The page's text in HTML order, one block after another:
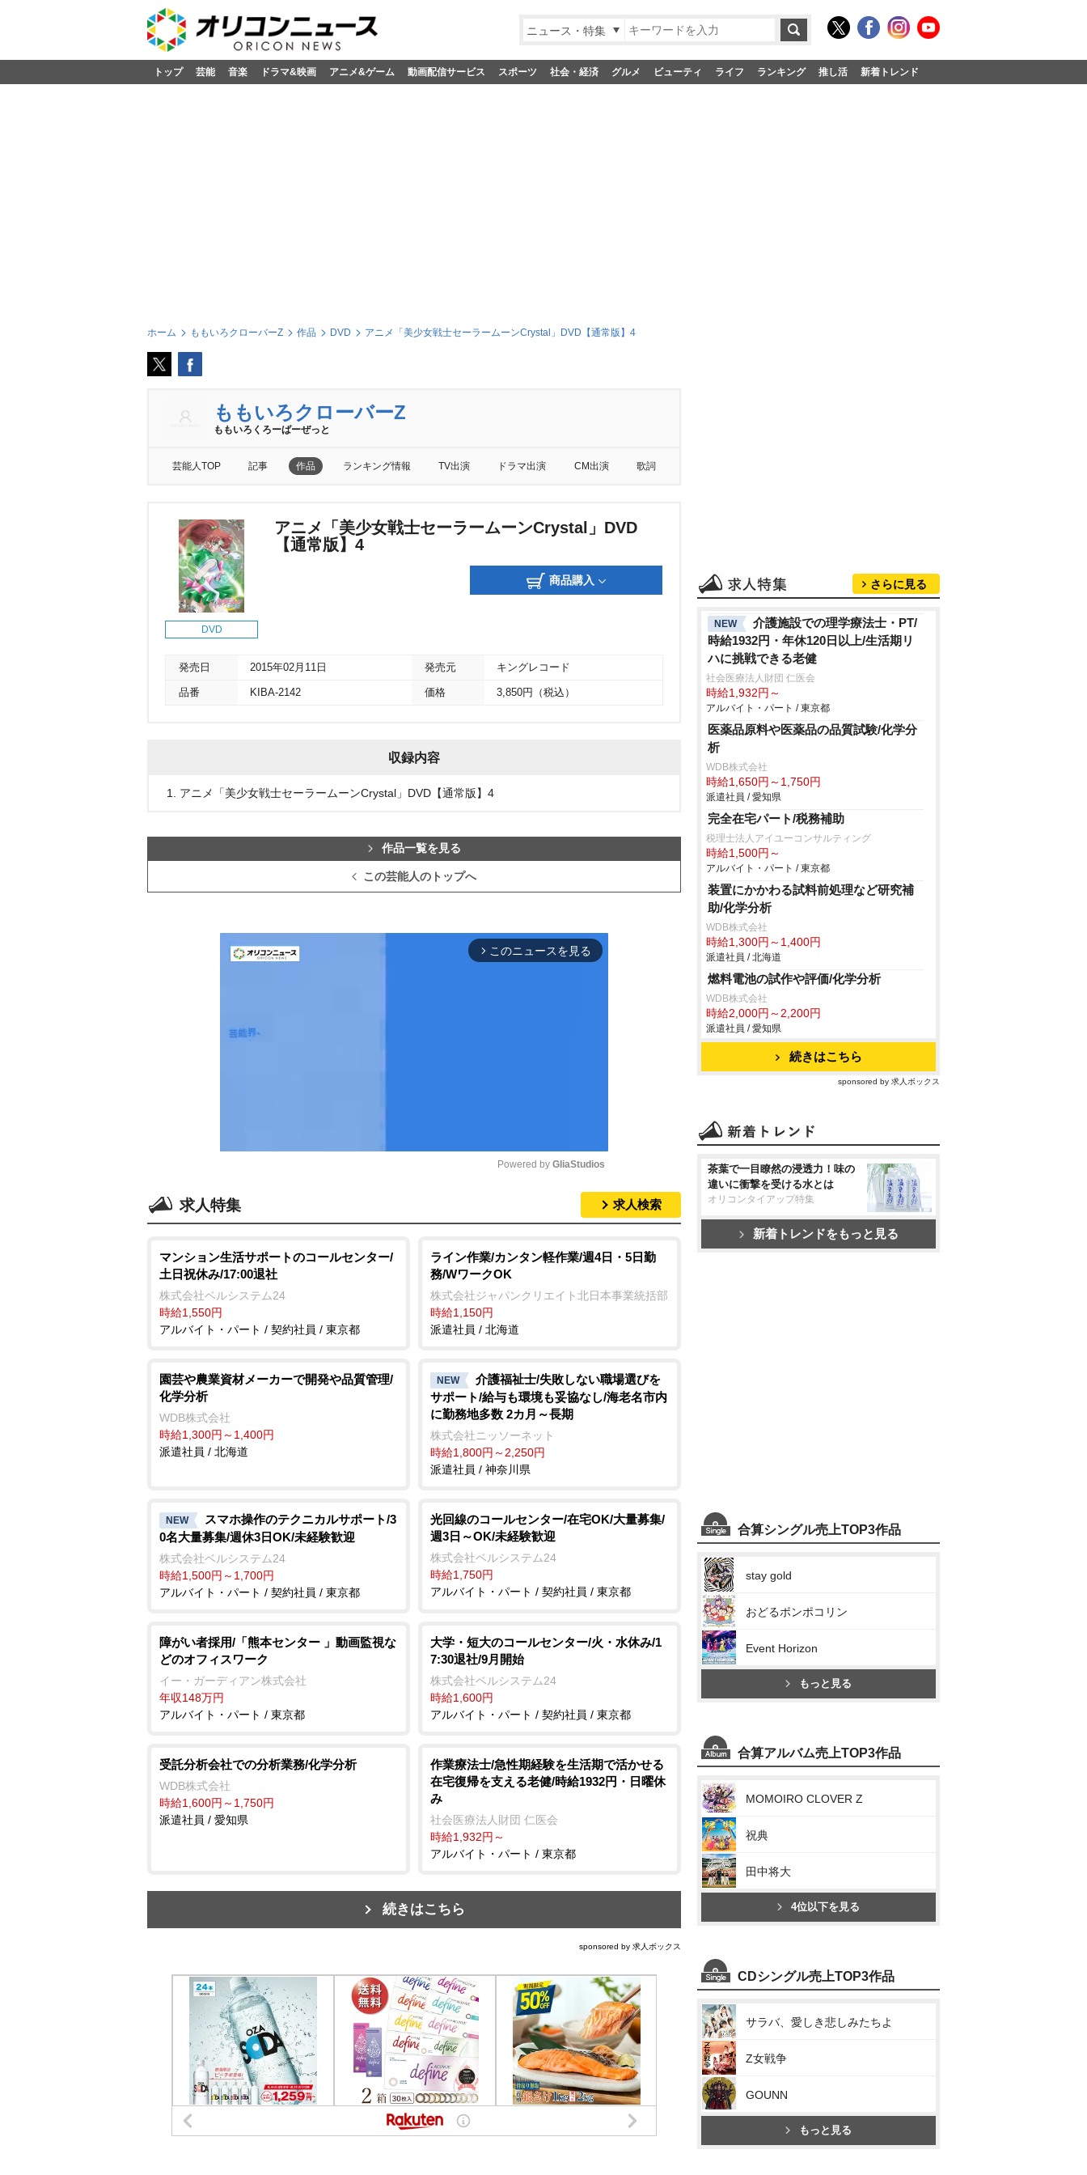
ニュース・特集
トップ 芸能 音楽 ドラマ&映画 アニメ&ゲーム 動画配信サービス スポーツ 社会・経済 グルメ ビューティ ライフ ランキング 推し活 新着トレンド
ホーム ももいろクローバーZ 作品 DVD アニメ「美少女戦士セーラームーンCrystal」DVD【通常版】4
ももいろクローバーZ
ももいろくろーばーぜっと
芸能人TOP 記事 作品 ランキング情報 TV出演 ドラマ出演 CM出演 歌詞
DVD
アニメ「美少女戦士セーラームーンCrystal」DVD
【通常版】4
商品購入
発売日 2015年02月11日 発売元 キングレコード
品番 KIBA-2142 価格 3,850円（税込）
収録内容
1. アニメ「美少女戦士セーラームーンCrystal」DVD【通常版】4
作品一覧を見る
この芸能人のトップへ
arrow_forward_ios このニュースを見る
t
Powered by GliaStudios
求人特集 求人検索
マンション生活サポートのコールセンター/
土日祝休み/17:00退社
株式会社ベルシステム24
時給1,550円
アルバイト・パート / 契約社員 / 東京都
ライン作業/カンタン軽作業/週4日・5日勤
務/WワークOK
株式会社ジャパンクリエイト北日本事業統括部
時給1,150円
派遣社員 / 北海道
園芸や農業資材メーカーで開発や品質管理/
化学分析
WDB株式会社
時給1,300円～1,400円
派遣社員 / 北海道
NEW
介護福祉士/失敗しない職場選びを
サポート/給与も環境も妥協なし/海老名市内
に勤務地多数 2カ月～長期
株式会社ニッソーネット
時給1,800円～2,250円
派遣社員 / 神奈川県
NEW
スマホ操作のテクニカルサポート/3
0名大量募集/週休3日OK/未経験歓迎
株式会社ベルシステム24
時給1,500円～1,700円
アルバイト・パート / 契約社員 / 東京都
光回線のコールセンター/在宅OK/大量募集/
週3日～OK/未経験歓迎
株式会社ベルシステム24
時給1,750円
アルバイト・パート / 契約社員 / 東京都
障がい者採用/「熊本センター 」動画監視な
どのオフィスワーク
イー・ガーディアン株式会社
年収148万円
アルバイト・パート / 東京都
大学・短大のコールセンター/火・水休み/1
7:30退社/9月開始
株式会社ベルシステム24
時給1,600円
アルバイト・パート / 契約社員 / 東京都
受託分析会社での分析業務/化学分析
WDB株式会社
時給1,600円～1,750円
派遣社員 / 愛知県
作業療法士/急性期経験を生活期で活かせる
在宅復帰を支える老健/時給1932円・日曜休
み
社会医療法人財団 仁医会
時給1,932円～
アルバイト・パート / 東京都
続きはこちら
sponsored by 求人ボックス
さらに見る
NEW
介護施設での理学療法士・PT/
時給1932円・年休120日以上/生活期リ
ハに挑戦できる老健
社会医療法人財団 仁医会
時給1,932円～
アルバイト・パート / 東京都
医薬品原料や医薬品の品質試験/化学分
析
WDB株式会社
時給1,650円～1,750円
派遣社員 / 愛知県
完全在宅パート/税務補助
税理士法人アイユーコンサルティング
時給1,500円～
アルバイト・パート / 東京都
装置にかかわる試料前処理など研究補
助/化学分析
WDB株式会社
時給1,300円～1,400円
派遣社員 / 北海道
燃料電池の試作や評価/化学分析
WDB株式会社
時給2,000円～2,200円
派遣社員 / 愛知県
続きはこちら
sponsored by 求人ボックス
茶葉で一目瞭然の浸透力！味の
違いに衝撃を受ける水とは
オリコンタイアップ特集
新着トレンドをもっと見る
合算シングル売上TOP3作品
stay gold
おどるポンポコリン
Event Horizon
もっと見る
合算アルバム売上TOP3作品
MOMOIRO CLOVER Z
祝典
田中将大
4位以下を見る
CDシングル売上TOP3作品
サラバ、愛しき悲しみたちよ
Z女戦争
GOUNN
もっと見る